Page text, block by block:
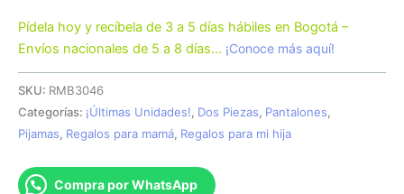
Pídela hoy y recíbela de 3 a 5 días hábiles en Bogotá –
Envíos nacionales de 5 a 8 días… ¡Conoce más aquí!
SKU: RMB3046
Categorías: ¡Últimas Unidades!, Dos Piezas, Pantalones,
Pijamas, Regalos para mamá, Regalos para mi hija
Compra por WhatsApp